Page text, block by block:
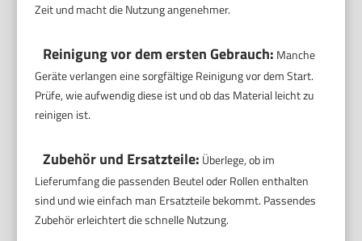
Zeit und macht die Nutzung angenehmer.
Reinigung vor dem ersten Gebrauch: Manche
Geräte verlangen eine sorgfältige Reinigung vor dem Start.
Prüfe, wie aufwendig diese ist und ob das Material leicht zu
reinigen ist.
Zubehör und Ersatzteile: Überlege, ob im
Lieferumfang die passenden Beutel oder Rollen enthalten
sind und wie einfach man Ersatzteile bekommt. Passendes
Zubehör erleichtert die schnelle Nutzung.